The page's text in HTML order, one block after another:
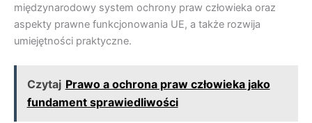
międzynarodowy system ochrony praw człowieka oraz
aspekty prawne funkcjonowania UE, a także rozwija
umiejętności praktyczne.
Czytaj Prawo a ochrona praw człowieka jako
fundament sprawiedliwości